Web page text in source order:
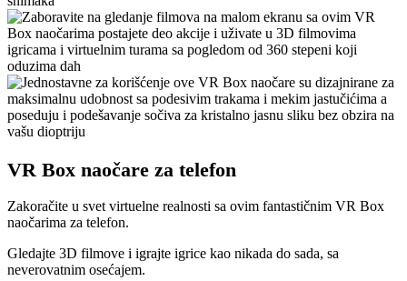
VR Box naočare za telefon
Zakoračite u svet virtuelne realnosti sa ovim fantastičnim VR Box
naočarima za telefon.
Gledajte 3D filmove i igrajte igrice kao nikada do sada, sa
neverovatnim osećajem.